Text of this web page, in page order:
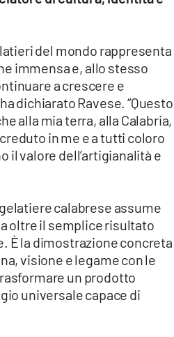
del mondo rappresenta
immensa e, allo stesso
a crescere e
dichiarato Ravese. “Questo
alla mia terra, alla Calabria,
in me e a tutti coloro
il valore dell’artigianalità e
calabrese assume
oltre il semplice risultato
È la dimostrazione concreta
visione e legame con le
un prodotto
universale capace di